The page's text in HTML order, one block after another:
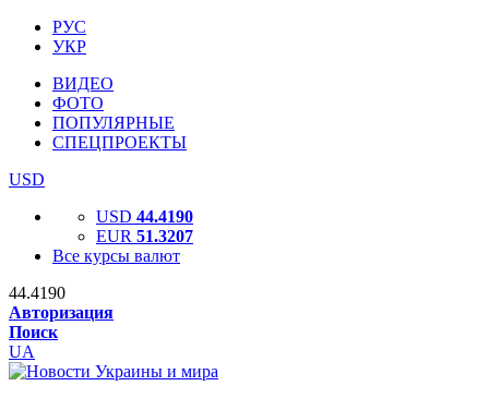
РУС
УКР
ВИДЕО
ФОТО
ПОПУЛЯРНЫЕ
СПЕЦПРОЕКТЫ
USD
USD 44.4190
EUR 51.3207
Все курсы валют
44.4190
Авторизация
Поиск
UA